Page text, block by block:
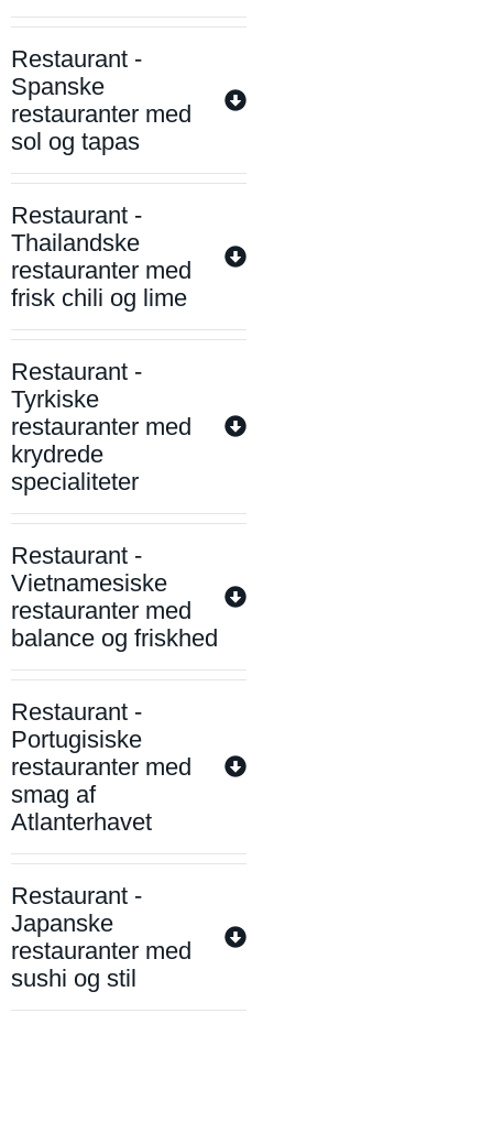
Restaurant -
Spanske
restauranter med
sol og tapas
Restaurant -
Thailandske
restauranter med
frisk chili og lime
Restaurant -
Tyrkiske
restauranter med
krydrede
specialiteter
Restaurant -
Vietnamesiske
restauranter med
balance og friskhed
Restaurant -
Portugisiske
restauranter med
smag af
Atlanterhavet
Restaurant -
Japanske
restauranter med
sushi og stil